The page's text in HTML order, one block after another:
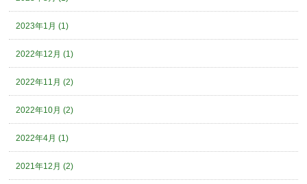
2023年1月 (1)
2022年12月 (1)
2022年11月 (2)
2022年10月 (2)
2022年4月 (1)
2021年12月 (2)